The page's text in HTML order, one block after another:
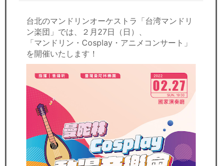
経済ニュース
労務顧問
飲食店情報
台北のマンドリンオーケストラ「台湾マンドリ
ン楽団」では、２月27日（日）、
「マンドリン・Cosplay・アニメコンサート」
を開催いたします！